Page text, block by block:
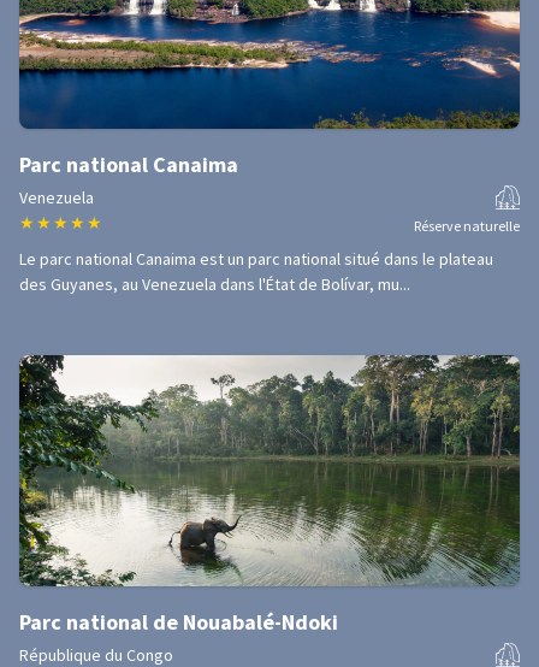
Parc national Canaima
Venezuela
★ ★ ★ ★ ★ Réserve naturelle
Le parc national Canaima est un parc national situé dans le plateau
des Guyanes, au Venezuela dans l'État de Bolívar, mu...
Parc national de Nouabalé-Ndoki
République du Congo